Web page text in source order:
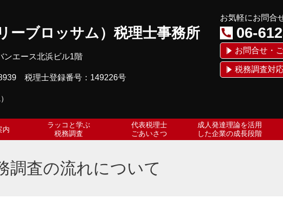
ーブロッサム）税理士事務所
ンエース北浜ビル1階
税理士登録番号：149226号
お気軽にお問合
06-
お問合せ・
税務調査対
内
ラッコと学ぶ
税務調査
代表税理士
ごあいさつ
成人発達理論を活用
した企業の成長段階
調査の流れについて